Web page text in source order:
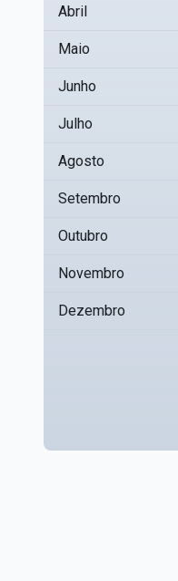
Abril
Maio
Junho
Julho
Agosto
Setembro
Outubro
Novembro
Dezembro